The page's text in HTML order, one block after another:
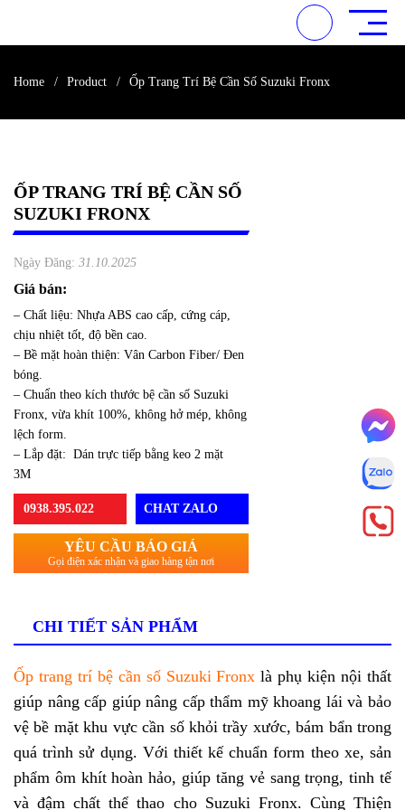
Home Product Ốp Trang Trí Bệ Cần Số Suzuki Fronx
ỐP TRANG TRÍ BỆ CẦN SỐ
SUZUKI FRONX
Ngày Đăng:31.10.2025
Giá bán:
– Chất liệu: Nhựa ABS cao cấp, cứng cáp,
chịu nhiệt tốt, độ bền cao.
– Bề mặt hoàn thiện: Vân Carbon Fiber/
Đen bóng.
– Chuẩn theo kích thước bệ cần số Suzuki
Fronx, vừa khít 100%, không hở mép,
không lệch form.
– Lắp đặt: Dán trực tiếp bằng keo 2 mặt
3M
0938.395.022 CHAT ZALO
YÊU CẦU BÁO GIÁ
Gọi điện xác nhận và giao hàng tận nơi
CHI TIẾT SẢN PHẨM
Ốp trang trí bệ cần số Suzuki Fronx là phụ kiện nội
thất giúp nâng cấp giúp nâng cấp thẩm mỹ khoang
lái và bảo vệ bề mặt khu vực cần số khỏi trầy xước,
bám bẩn trong quá trình sử dụng. Với thiết kế chuẩn
form theo xe, sản phẩm ôm khít hoàn hảo, giúp tăng
vẻ sang trọng, tinh tế và đậm chất thể thao cho